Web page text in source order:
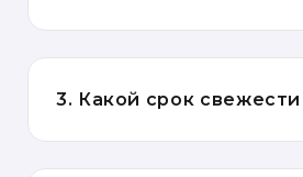
3. Какой срок